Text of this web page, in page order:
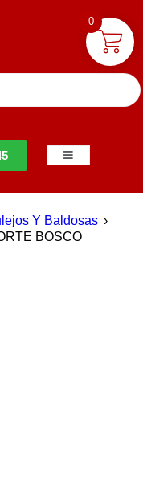
Y Baldosas ›
BOSCO
0